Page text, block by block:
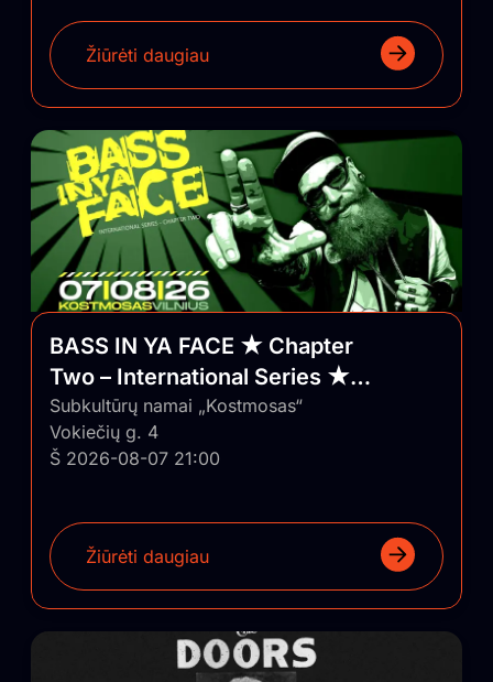
Žiūrėti daugiau
BASS IN YA FACE ★ Chapter
Two – International Series ★
Vilnius/Lithuania
Subkultūrų namai „Kostmosas“
Vokiečių g. 4
Š 2026-08-07 21:00
Žiūrėti daugiau